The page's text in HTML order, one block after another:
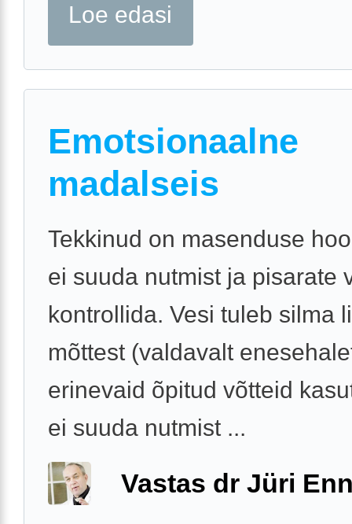
Loe edasi
Emotsionaalne
madalseis
Tekkinud on masenduse
ei suuda nutmist ja pisarate
kontrollida. Vesi tuleb silma
mõttest (valdavalt
erinevaid õpitud võtteid
ei suuda nutmist ...
Vastas dr Jüri